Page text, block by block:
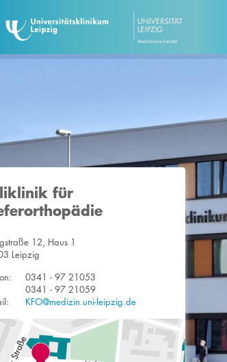
für
12, Haus 1
Leipzig
0341 - 97 21053
0341 - 97 21059
KFO@medizin.uni-leipzig.de